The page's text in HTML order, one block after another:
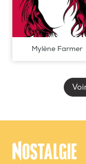
Mylène Farmer